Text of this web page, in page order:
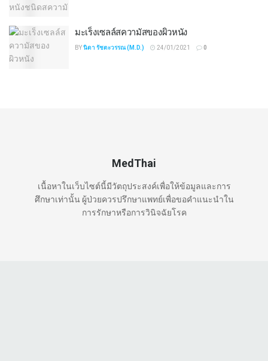
มะเร็งเซลล์สความัสของผิวหนัง
BYนิดา รัชตะวรรณ (M.D.) 24/01/2021 0
MedThai
เนื้อหาในเว็บไซต์นี้มีวัตถุประสงค์เพื่อให้ข้อมูลและการ
ศึกษาเท่านั้น ผู้ป่วยควรปรึกษาแพทย์เพื่อขอคำแนะนำใน
การรักษาหรือการวินิจฉัยโรค